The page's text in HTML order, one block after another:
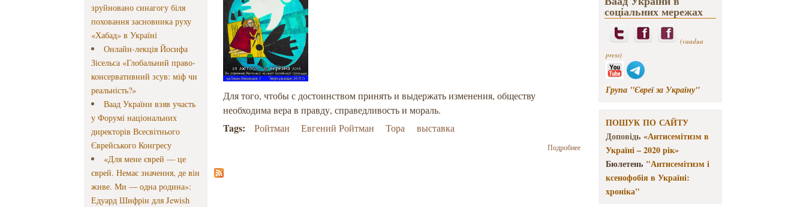
зруйновано синагогу біля
поховання засновника руху
«Хабад» в Україні
Онлайн-лекція Йосифа
Зісельса «Глобальний право-
консервативний зсув: міф чи
реальність?»
Ваад України взяв участь
у Форумі національних
директорів Всесвітнього
Єврейського Конгресу
«Для мене єврей — це
єврей. Немає значення, де він
живе. Ми — одна родина»:
Едуард Шифрін для Jewish
Для того, чтобы с достоинством принять и выдержать изменения, обществу
необходима вера в правду, справедливость и мораль.
Tags: Ройтман Евгений Ройтман Тора выставка
Подробнеео В Музее
открывается
выставка
соціальних мережах
(vaadua
press)
Група "Євреї за Україну"
ПОШУК ПО САЙТУ
Доповідь «Антисемітизм в
Україні – 2020 рік»
Бюлетень "Антисемітизм і
ксенофобія в Україні:
хроніка"